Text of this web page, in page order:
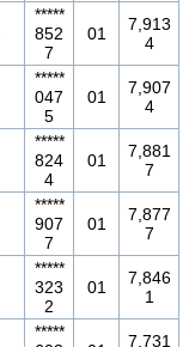
*****
852
7
01
7,913
4
*****
047
5
01
7,907
4
*****
824
4
01
7,881
7
*****
907
7
01
7,877
7
*****
323
2
01
7,846
1
*****
7,731